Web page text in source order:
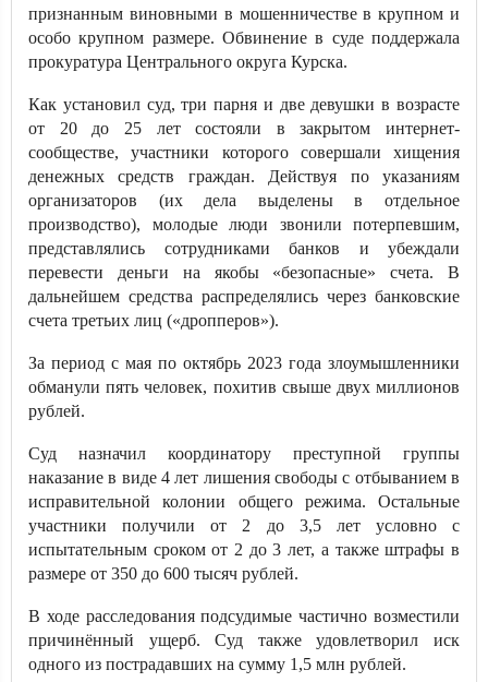
признанным виновными в мошенничестве в крупном и
особо крупном размере. Обвинение в суде поддержала
прокуратура Центрального округа Курска.
Как установил суд, три парня и две девушки в возрасте
от 20 до 25 лет состояли в закрытом интернет-
сообществе, участники которого совершали хищения
денежных средств граждан. Действуя по указаниям
организаторов (их дела выделены в отдельное
производство), молодые люди звонили потерпевшим,
представлялись сотрудниками банков и убеждали
перевести деньги на якобы «безопасные» счета. В
дальнейшем средства распределялись через банковские
счета третьих лиц («дропперов»).
За период с мая по октябрь 2023 года злоумышленники
обманули пять человек, похитив свыше двух миллионов
рублей.
Суд назначил координатору преступной группы
наказание в виде 4 лет лишения свободы с отбыванием в
исправительной колонии общего режима. Остальные
участники получили от 2 до 3,5 лет условно с
испытательным сроком от 2 до 3 лет, а также штрафы в
размере от 350 до 600 тысяч рублей.
В ходе расследования подсудимые частично возместили
причинённый ущерб. Суд также удовлетворил иск
одного из пострадавших на сумму 1,5 млн рублей.